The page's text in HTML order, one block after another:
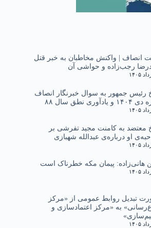
انصاف | واکنش مخاطبان به خبر قتل
رجب‌زاده و حواشی آن
رئیس جمهور به سوال خبرنگار انصاف
نطق سال ۸۸
معتضد به کامنت مجید تفرشی بر
او درباره‌ی عبدالله شهبازی
هانی‌زاده: پیمان مکه خطرناک است
تبدیل روابط عمومی از «مرکز
به «مرکز اعتمادسازی و